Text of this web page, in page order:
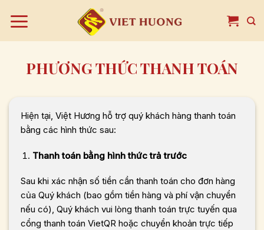
qua
PHƯƠNG THỨC THANH TOÁN
Hiện tại, Việt Hương hỗ trợ quý khách hàng thanh toán
bằng các hình thức sau:
Thanh toán bằng hình thức trả trước
Sau khi xác nhận số tiền cần thanh toán cho đơn hàng
của Quý khách (bao gồm tiền hàng và phí vận chuyển
nếu có), Quý khách vui lòng thanh toán trực tuyến qua
cổng thanh toán VietQR hoặc chuyển khoản trực tiếp